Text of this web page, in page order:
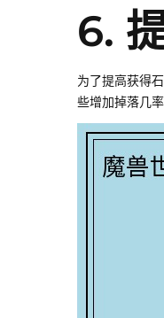
6.
为了提高获得
些增加掉落几